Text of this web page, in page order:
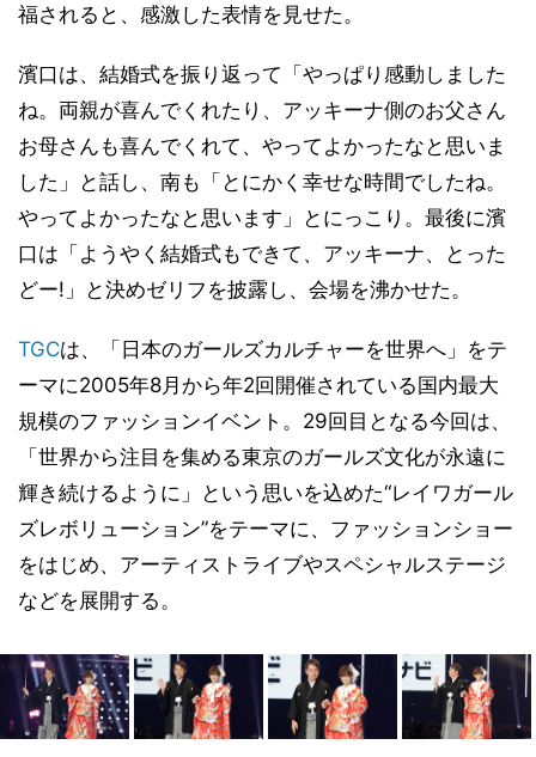
福されると、感激した表情を見せた。
濱口は、結婚式を振り返って「やっぱり感動しました
ね。両親が喜んでくれたり、アッキーナ側のお父さん
お母さんも喜んでくれて、やってよかったなと思いま
した」と話し、南も「とにかく幸せな時間でしたね。
やってよかったなと思います」とにっこり。最後に濱
口は「ようやく結婚式もできて、アッキーナ、とった
どー!」と決めゼリフを披露し、会場を沸かせた。
TGCは、「日本のガールズカルチャーを世界へ」をテ
ーマに2005年8月から年2回開催されている国内最大
規模のファッションイベント。29回目となる今回は、
「世界から注目を集める東京のガールズ文化が永遠に
輝き続けるように」という思いを込めた“レイワガール
ズレボリューション”をテーマに、ファッションショー
をはじめ、アーティストライブやスペシャルステージ
などを展開する。